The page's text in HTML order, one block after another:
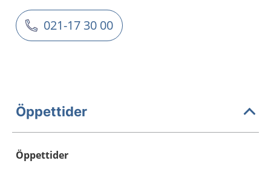
021-17 30 00
Öppettider
Öppettider